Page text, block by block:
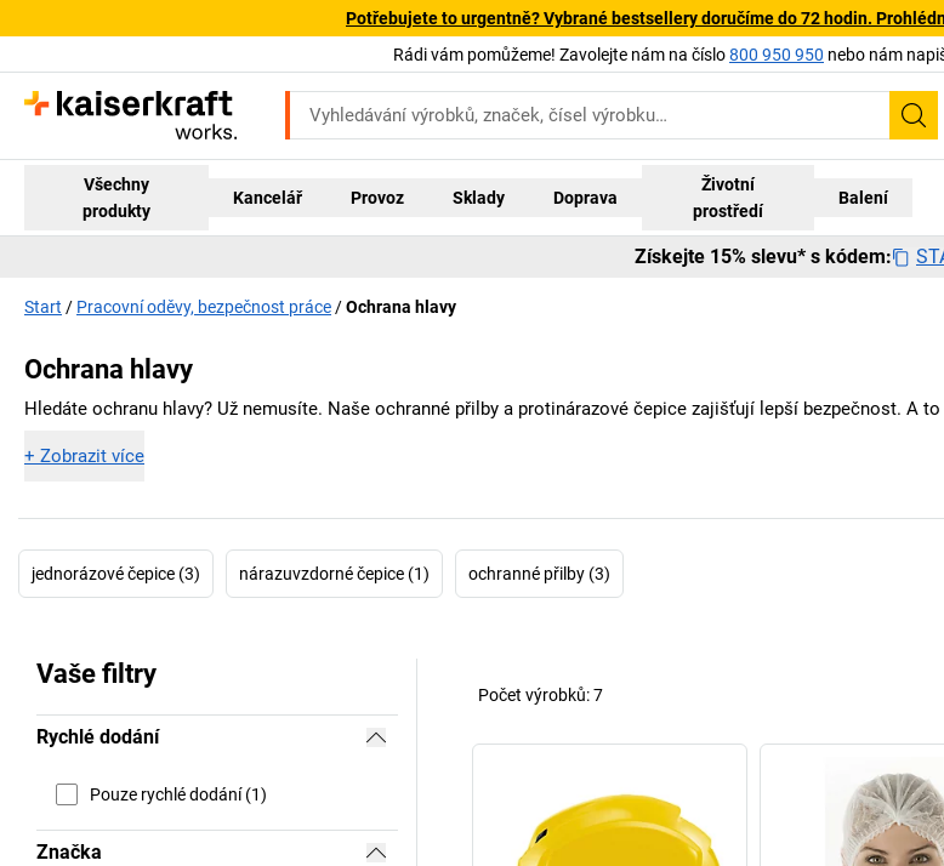
Potřebujete to urgentně? Vybrané bestsellery doručíme do 72 hodin.
Rádi vám pomůžeme! Zavolejte nám na číslo800 950 950 nebo nám
Všechny
produkty
Kancelář Provoz Sklady Doprava
Životní
prostředí
Balení
Získejte 15% slevu* s kódem:
Start Pracovní oděvy, bezpečnost práce Ochrana hlavy
Ochrana hlavy
Hledáte ochranu hlavy? Už nemusíte. Naše ochranné přilby a protinárazové čepice zajišťují lepší bezpečnost. A
+ Zobrazit více
jednorázové čepice (3) nárazuvzdorné čepice (1) ochranné přilby (3)
Vaše filtry
Rychlé dodání
Pouze rychlé dodání (1)
Značka
Počet výrobků:7